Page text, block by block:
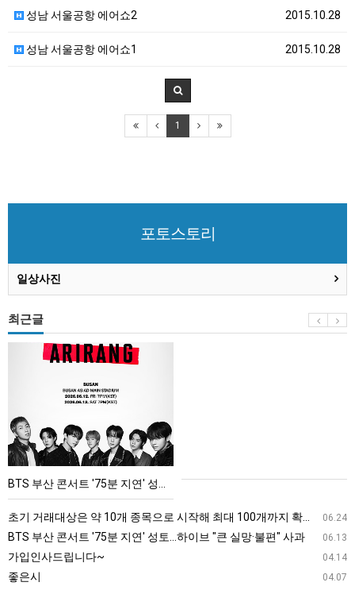
2015.10.28
성남 서울공항 에어쇼2
2015.10.28
성남 서울공항 에어쇼1
1
포토스토리
일상사진
최근글
서
트
'75
분
연'
성
토…
BTS 부산 콘서트 '75분 지연' 성토…하이브 "큰 실망·불편" 사과
06.24
초기 거래대상은 약 10개 종목으로 시작해 최대 100개까지 확대할 방침이다. 구체적인 거래 대상 ETF는 아직 확정되지 않았지만, 시장 대표성이나 거래량을 고려해 선정할 계획이다.
06.13
BTS 부산 콘서트 '75분 지연' 성토…하이브 "큰 실망·불편" 사과
04.14
가입인사드립니다~
04.07
좋은시